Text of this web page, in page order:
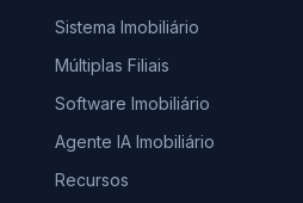
Sistema Imobiliário
Múltiplas Filiais
Software Imobiliário
Agente IA Imobiliário
Recursos